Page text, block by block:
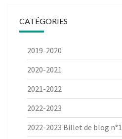
CATÉGORIES
2019-2020
2020-2021
2021-2022
2022-2023
2022-2023 Billet de blog n°1